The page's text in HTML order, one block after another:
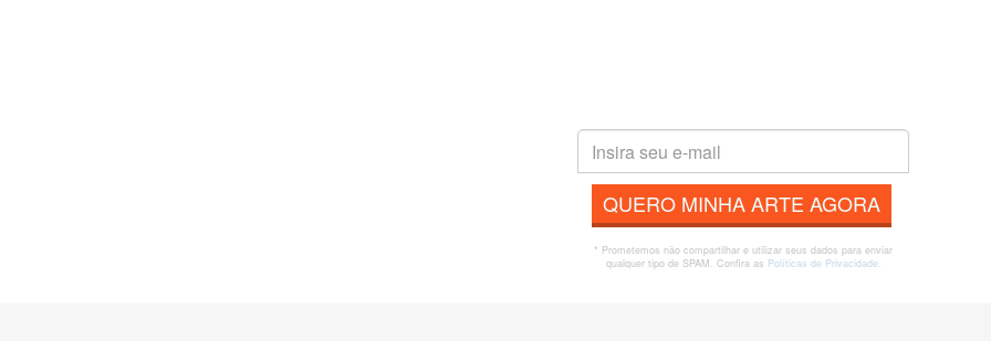
QUERO MINHA ARTE AGORA
* Prometemos não compartilhar e utilizar seus dados para enviar
qualquer tipo de SPAM. Confira as Políticas de Privacidade.